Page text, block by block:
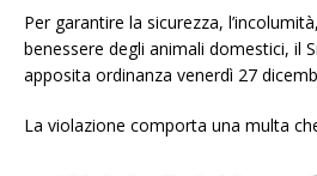
Per garantire la sicurezza,
benessere degli animali domestici, il
apposita ordinanza venerdì 27
La violazione comporta una multa